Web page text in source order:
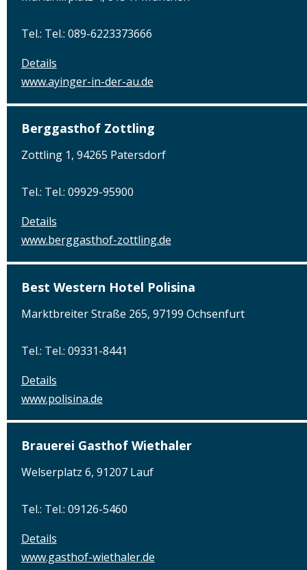
Tel.: Tel.: 089-6223373666
Details
www.ayinger-in-der-au.de
Berggasthof Zottling
Zottling 1, 94265 Patersdorf
Tel.: Tel.: 09929-95900
Details
www.berggasthof-zottling.de
Best Western Hotel Polisina
Marktbreiter Straße 265, 97199 Ochsenfurt
Tel.: Tel.: 09331-8441
Details
www.polisina.de
Brauerei Gasthof Wiethaler
Welserplatz 6, 91207 Lauf
Tel.: Tel.: 09126-5460
Details
www.gasthof-wiethaler.de